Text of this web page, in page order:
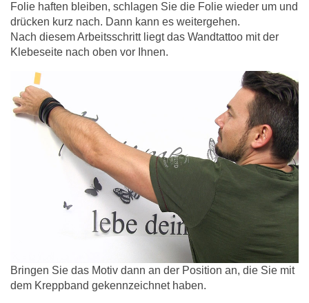
Folie haften bleiben, schlagen Sie die Folie wieder um und
drücken kurz nach. Dann kann es weitergehen.
Nach diesem Arbeitsschritt liegt das Wandtattoo mit der
Klebeseite nach oben vor Ihnen.
Bringen Sie das Motiv dann an der Position an, die Sie mit
dem Kreppband gekennzeichnet haben.